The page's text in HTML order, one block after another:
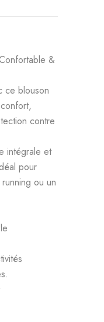
&
ce blouson
contre
intégrale et
pour
ou un